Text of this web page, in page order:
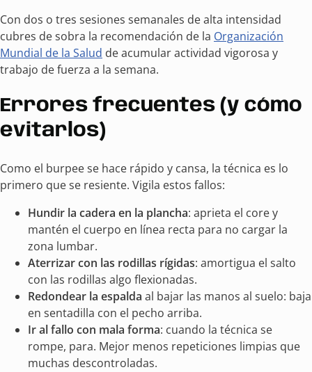
Con dos o tres sesiones semanales de alta intensidad
cubres de sobra la recomendación de la Organización
Mundial de la Salud de acumular actividad vigorosa y
trabajo de fuerza a la semana.
Errores frecuentes (y cómo
evitarlos)
Como el burpee se hace rápido y cansa, la técnica es lo
primero que se resiente. Vigila estos fallos:
Hundir la cadera en la plancha: aprieta el core y
mantén el cuerpo en línea recta para no cargar la
zona lumbar.
Aterrizar con las rodillas rígidas: amortigua el salto
con las rodillas algo flexionadas.
Redondear la espalda al bajar las manos al suelo: baja
en sentadilla con el pecho arriba.
Ir al fallo con mala forma: cuando la técnica se
rompe, para. Mejor menos repeticiones limpias que
muchas descontroladas.